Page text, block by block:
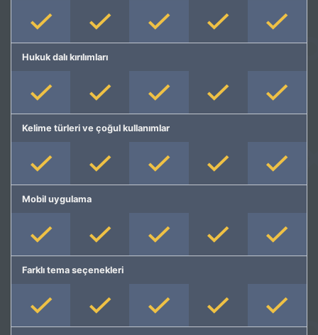
Hukuk dalı kırılımları
Kelime türleri ve çoğul kullanımlar
Mobil uygulama
Farklı tema seçenekleri